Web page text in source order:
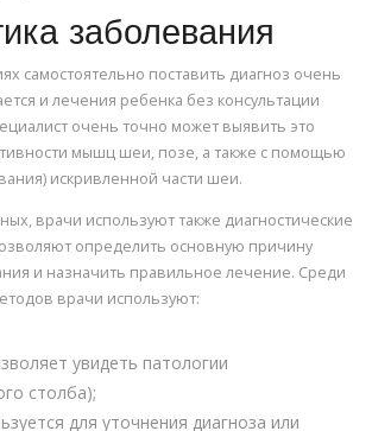
заболевания
самостоятельно поставить диагноз очень
и лечения ребенка без консультации
очень точно может выявить это
мышц шеи, позе, а также с помощью
искривленной части шеи.
врачи используют также диагностические
определить основную причину
и назначить правильное лечение. Среди
врачи используют:
увидеть патологии
столба);
для уточнения диагноза или